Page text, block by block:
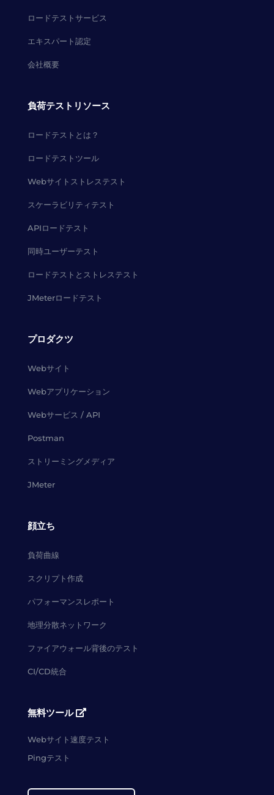
ロードテストサービス
エキスパート認定
会社概要
負荷テストリソース
ロードテストとは？
ロードテストツール
Webサイトストレステスト
スケーラビリティテスト
APIロードテスト
同時ユーザーテスト
ロードテストとストレステスト
JMeterロードテスト
プロダクツ
Webサイト
Webアプリケーション
Webサービス / API
Postman
ストリーミングメディア
JMeter
顔立ち
負荷曲線
スクリプト作成
パフォーマンスレポート
地理分散ネットワーク
ファイアウォール背後のテスト
CI/CD統合
無料ツール
Webサイト速度テスト
Pingテスト